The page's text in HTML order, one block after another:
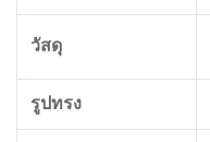
วัสดุ
รูปทรง